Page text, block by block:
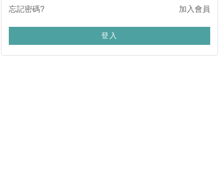
忘記密碼? 加入會員